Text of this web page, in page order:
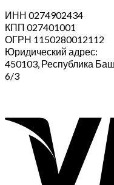
ИНН 0274902434
КПП 027401001
ОГРН 1150280012112
Юридический адрес:
450103, Республика
6/3